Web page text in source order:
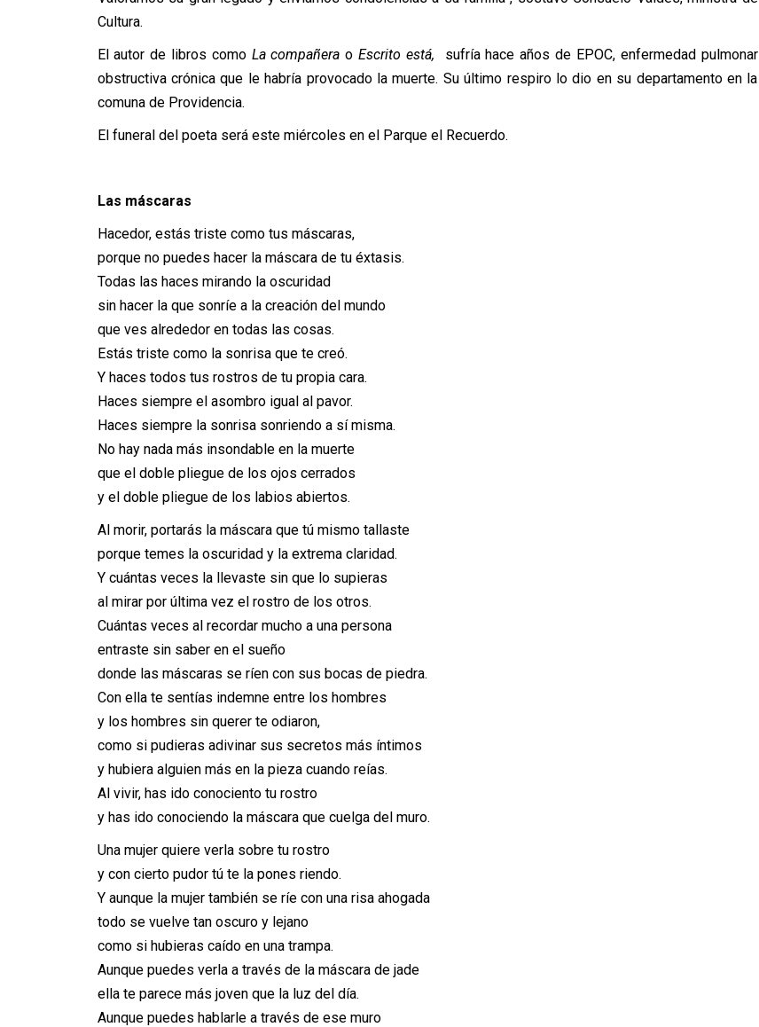
Cultura.
El autor de libros comoLa compañerao Escrito está,
sufría hace años de EPOC, enfermedad pulmonar
obstructiva crónica que le habría provocado la muerte. Su último respiro lo dio en su departamento en la
comuna de Providencia.
El funeral del poeta será este miércoles en el Parque el Recuerdo.
Las máscaras
Hacedor, estás triste como tus máscaras,
porque no puedes hacer la máscara de tu éxtasis.
Todas las haces mirando la oscuridad
sin hacer la que sonríe a la creación del mundo
que ves alrededor en todas las cosas.
Estás triste como la sonrisa que te creó.
Y haces todos tus rostros de tu propia cara.
Haces siempre el asombro igual al pavor.
Haces siempre la sonrisa sonriendo a sí misma.
No hay nada más insondable en la muerte
que el doble pliegue de los ojos cerrados
y el doble pliegue de los labios abiertos.
Al morir, portarás la máscara que tú mismo tallaste
porque temes la oscuridad y la extrema claridad.
Y cuántas veces la llevaste sin que lo supieras
al mirar por última vez el rostro de los otros.
Cuántas veces al recordar mucho a una persona
entraste sin saber en el sueño
donde las máscaras se ríen con sus bocas de piedra.
Con ella te sentías indemne entre los hombres
y los hombres sin querer te odiaron,
como si pudieras adivinar sus secretos más íntimos
y hubiera alguien más en la pieza cuando reías.
Al vivir, has ido conociento tu rostro
y has ido conociendo la máscara que cuelga del muro.
Una mujer quiere verla sobre tu rostro
y con cierto pudor tú te la pones riendo.
Y aunque la mujer también se ríe con una risa ahogada
todo se vuelve tan oscuro y lejano
como si hubieras caído en una trampa.
Aunque puedes verla a través de la máscara de jade
ella te parece más joven que la luz del día.
Aunque puedes hablarle a través de ese muro